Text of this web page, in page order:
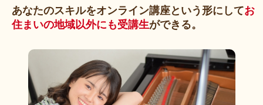
あなたのスキルをオンライン講座という形にしてお
住まいの地域以外にも受講生ができる。